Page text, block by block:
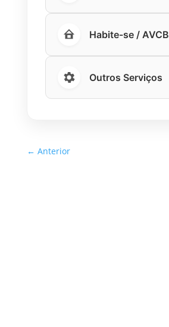
Habite-se / AVCB
Outros Serviços
← Anterior